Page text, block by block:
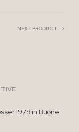
NEXT PRODUCT
1979 in Buone